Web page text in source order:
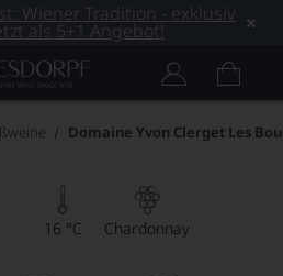
Wiener Tradition - exklusiv
als 5+1 Angebot!
Domaine Yvon Clerget Les
16 °C Chardonnay